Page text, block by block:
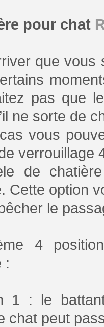
pour chat
que vous
pas que
ne sorte de
vous
verrouillage
de
Cette option
le
4
:
1 : le
chat peut